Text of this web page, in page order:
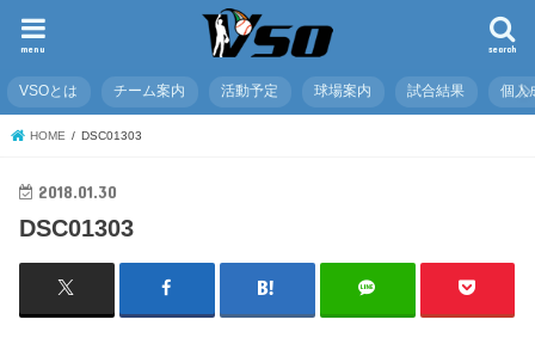
search
menu
VSOとは チーム案内 活動予定 球場案内 試合結果 個人
HOME DSC01303
2018.01.30
DSC01303